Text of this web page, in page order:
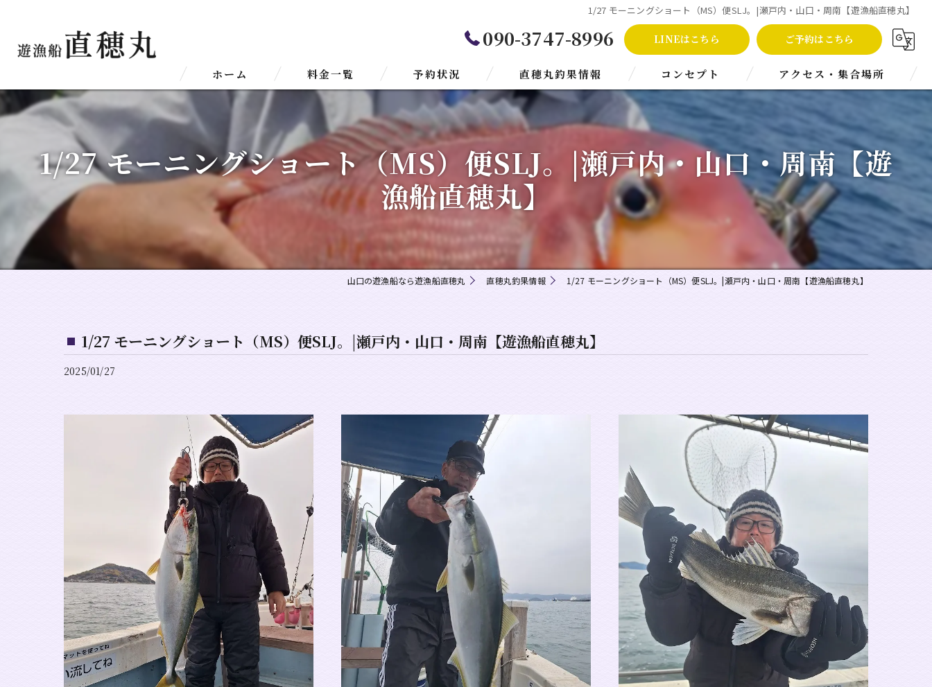
1/27 モーニングショート（MS）便SLJ。|瀬戸内・山口・周南【遊漁船直穂丸】
090-3747-8996 LINEはこちら ご予約はこちら
ホーム 料金一覧 予約状況 直穂丸釣果情報
青物
マゴチ
太刀魚
ヒラメ
クログチ
魚種一覧
コンセプト
当船の特徴
夜景クルーズ
タイラバ
キャスティング
アクセス・集合場所
1/27 モーニングショート（MS）便SLJ。|瀬戸内・山口・周南【遊
漁船直穂丸】
山口の遊漁船なら遊漁船直穂丸 直穂丸釣果情報 1/27 モーニングショート（MS）便SLJ。|瀬戸内・山口・周南【遊漁船直穂丸】
1/27 モーニングショート（MS）便SLJ。|瀬戸内・山口・周南【遊漁船直穂丸】
2025/01/27